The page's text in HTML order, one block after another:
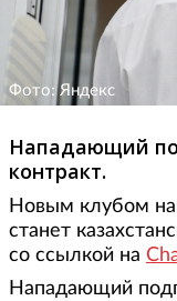
Фото: Яндекс
Нападающий
контракт.
Новым клубом
станет
со ссылкой на
Нападающий